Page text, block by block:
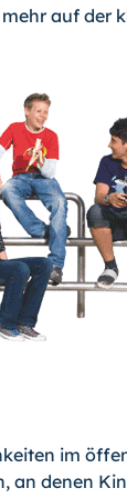
auf der
im
an denen